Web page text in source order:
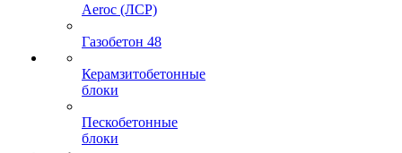
Aeroc (ЛСР)
Газобетон 48
Керамзитобетонные
блоки
Пескобетонные
блоки